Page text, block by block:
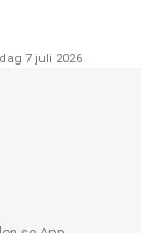
7 juli 2026